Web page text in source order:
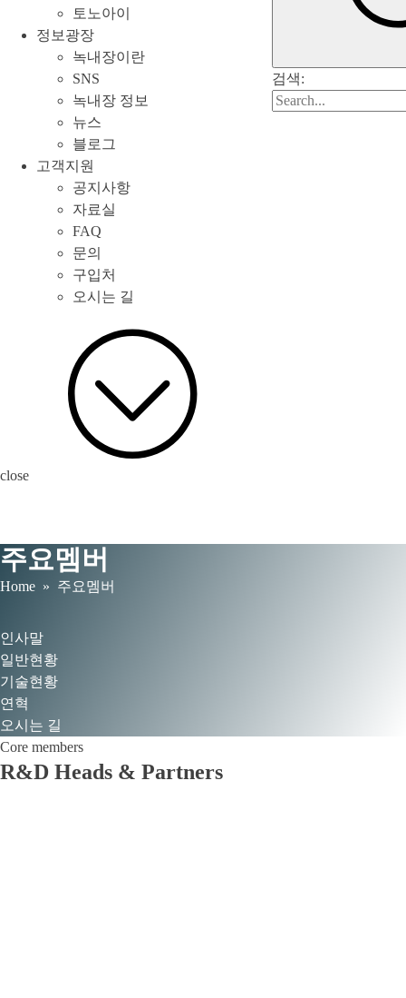
토노아이
정보광장
녹내장이란
SNS
녹내장 정보
뉴스
블로그
고객지원
공지사항
자료실
FAQ
문의
구입처
오시는 길
close
검색:
주요멤버
Home » 주요멤버
인사말
일반현황
기술현황
연혁
오시는 길
Core members
R&D Heads & Partners
강진희
CEO, CTO(의료기기 석사)
前)
• CJ AM Reaserch 부소장